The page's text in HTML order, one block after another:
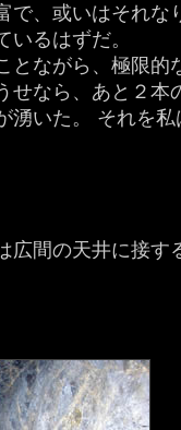
で、或いはそれな
るはずだ。
とながら、極限的
せなら、あと２本
湧いた。 それを私
広間の天井に接す